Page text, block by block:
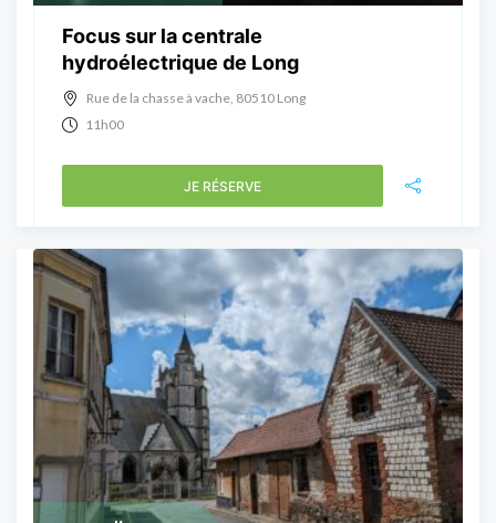
Focus sur la centrale
hydroélectrique de Long
Rue de la chasse à vache, 80510 Long
11h00
JE RÉSERVE